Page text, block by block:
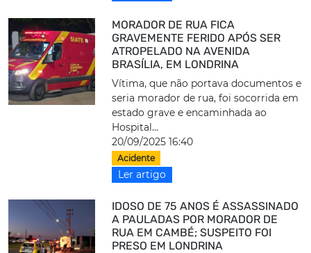
MORADOR DE RUA FICA
GRAVEMENTE FERIDO APÓS SER
ATROPELADO NA AVENIDA
BRASÍLIA, EM LONDRINA
Vítima, que não portava documentos e
seria morador de rua, foi socorrida em
estado grave e encaminhada ao
Hospital...
20/09/2025 16:40
Acidente
Ler artigo
IDOSO DE 75 ANOS É ASSASSINADO
A PAULADAS POR MORADOR DE
RUA EM CAMBÉ; SUSPEITO FOI
PRESO EM LONDRINA